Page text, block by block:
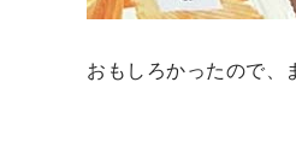
おもしろかったので、